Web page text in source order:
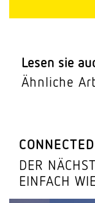
Lesen sie
Ähnliche
DER
EINFACH